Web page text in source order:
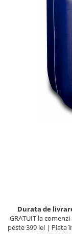
Lichide Întreținere
Lichide
Lichide
Lichide
Lichide
Durata de
GRATUIT la
peste 399 lei | Plata